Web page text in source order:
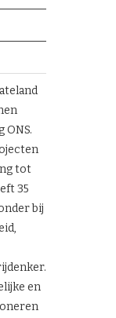
ONS.
tot
35
bij
en